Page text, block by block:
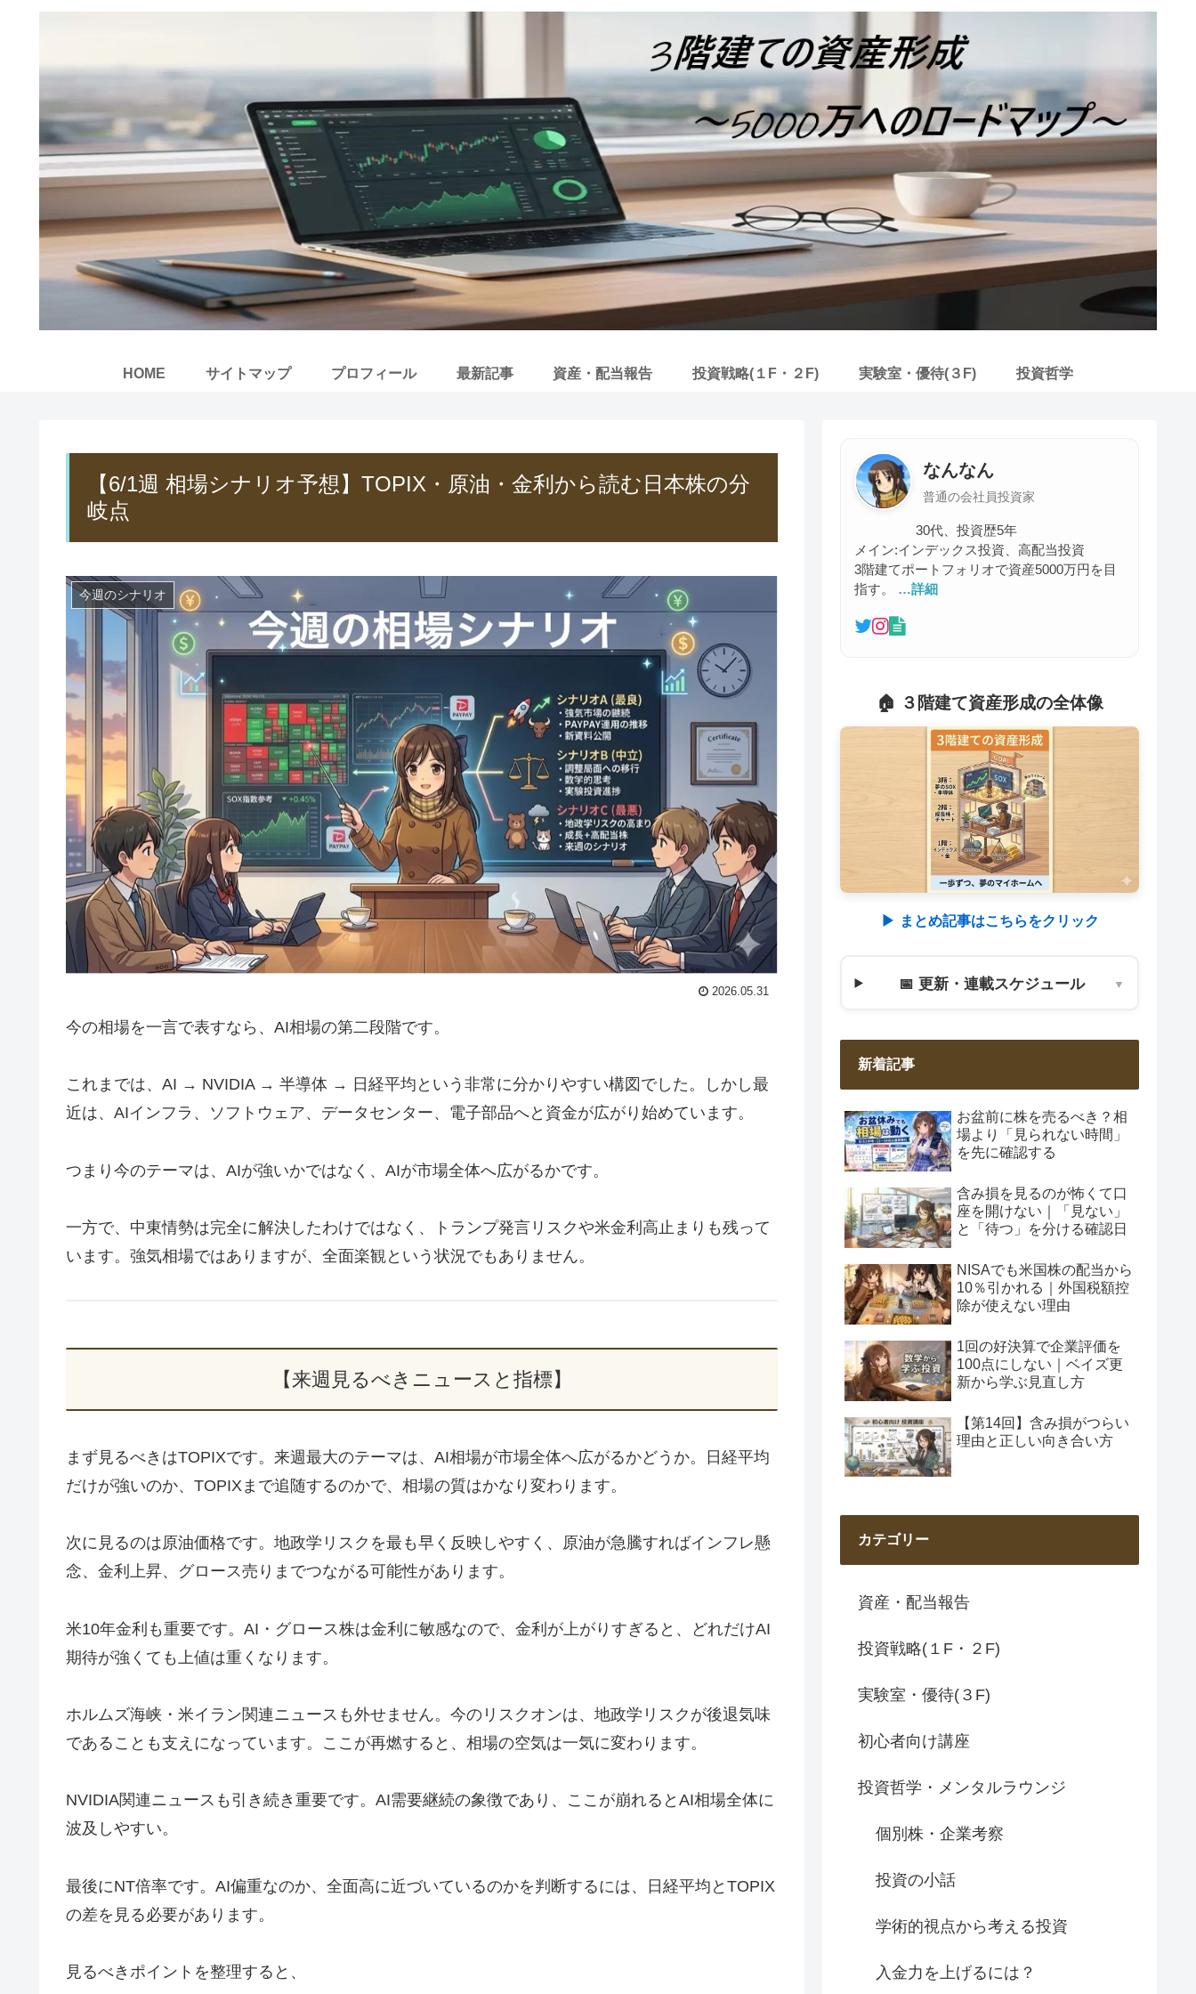
HOME サイトマップ プロフィール 最新記事 資産・配当報告 投資戦略(１F・２F) 実験室・優待(３F) 投資哲学
【6/1週 相場シナリオ予想】TOPIX・原油・金利から読む日本株の分
岐点
今週のシナリオ
2026.05.31
今の相場を一言で表すなら、AI相場の第二段階です。
これまでは、AI → NVIDIA → 半導体 → 日経平均という非常に分かりやすい構図でした。しかし最
近は、AIインフラ、ソフトウェア、データセンター、電子部品へと資金が広がり始めています。
つまり今のテーマは、AIが強いかではなく、AIが市場全体へ広がるかです。
一方で、中東情勢は完全に解決したわけではなく、トランプ発言リスクや米金利高止まりも残って
います。強気相場ではありますが、全面楽観という状況でもありません。
【来週見るべきニュースと指標】
まず見るべきはTOPIXです。来週最大のテーマは、AI相場が市場全体へ広がるかどうか。日経平均
だけが強いのか、TOPIXまで追随するのかで、相場の質はかなり変わります。
次に見るのは原油価格です。地政学リスクを最も早く反映しやすく、原油が急騰すればインフレ懸
念、金利上昇、グロース売りまでつながる可能性があります。
米10年金利も重要です。AI・グロース株は金利に敏感なので、金利が上がりすぎると、どれだけAI
期待が強くても上値は重くなります。
ホルムズ海峡・米イラン関連ニュースも外せません。今のリスクオンは、地政学リスクが後退気味
であることも支えになっています。ここが再燃すると、相場の空気は一気に変わります。
NVIDIA関連ニュースも引き続き重要です。AI需要継続の象徴であり、ここが崩れるとAI相場全体に
波及しやすい。
最後にNT倍率です。AI偏重なのか、全面高に近づいているのかを判断するには、日経平均とTOPIX
の差を見る必要があります。
見るべきポイントを整理すると、
なんなん
普通の会社員投資家
30代、投資歴5年
メイン:インデックス投資、高配当投資
3階建てポートフォリオで資産5000万円を目
指す。 …詳細
🏠 ３階建て資産形成の全体像
▶︎ まとめ記事はこちらをクリック
📅 更新・連載スケジュール ▼
新着記事
お盆前に株を売るべき？相
場より「見られない時間」
を先に確認する
含み損を見るのが怖くて口
座を開けない｜「見ない」
と「待つ」を分ける確認日
NISAでも米国株の配当から
10％引かれる｜外国税額控
除が使えない理由
1回の好決算で企業評価を
100点にしない｜ベイズ更
新から学ぶ見直し方
【第14回】含み損がつらい
理由と正しい向き合い方
カテゴリー
資産・配当報告
投資戦略(１F・２F)
実験室・優待(３F)
初心者向け講座
投資哲学・メンタルラウンジ
個別株・企業考察
投資の小話
学術的視点から考える投資
入金力を上げるには？